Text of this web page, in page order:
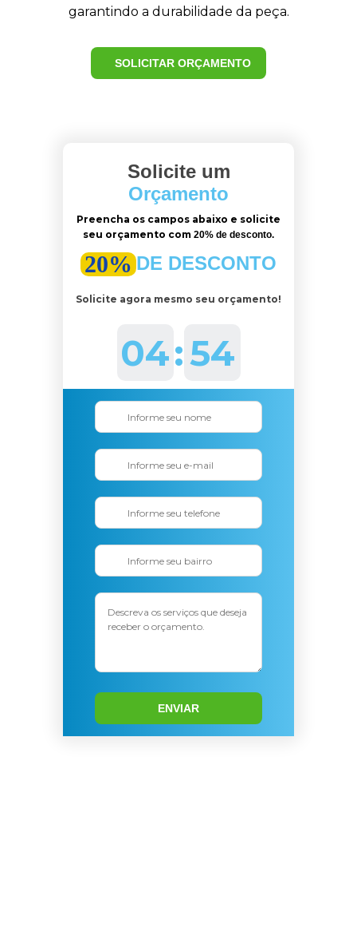
garantindo a durabilidade da peça.
SOLICITAR ORÇAMENTO
Solicite um
Orçamento
Preencha os campos abaixo e solicite
seu orçamento com 20% de desconto.
20% DE DESCONTO
Solicite agora mesmo seu orçamento!
04:53
ENVIAR